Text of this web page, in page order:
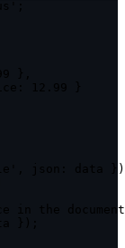
json: data
in the